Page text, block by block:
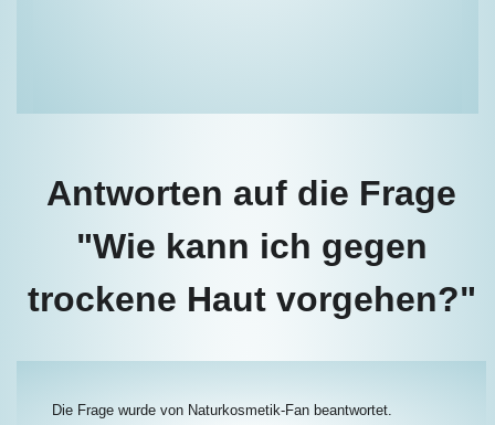
Antworten auf die Frage
"Wie kann ich gegen
trockene Haut vorgehen?"
Die Frage wurde von Naturkosmetik-Fan beantwortet.